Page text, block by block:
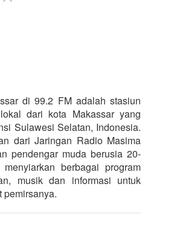
di 99.2 FM adalah stasiun
dari kota Makassar yang
Sulawesi Selatan, Indonesia.
dari Jaringan Radio Masima
pendengar muda berusia 20-
berbagai program
musik dan informasi untuk
pemirsanya.